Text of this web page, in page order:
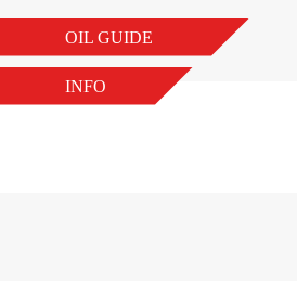
OIL GUIDE
INFO